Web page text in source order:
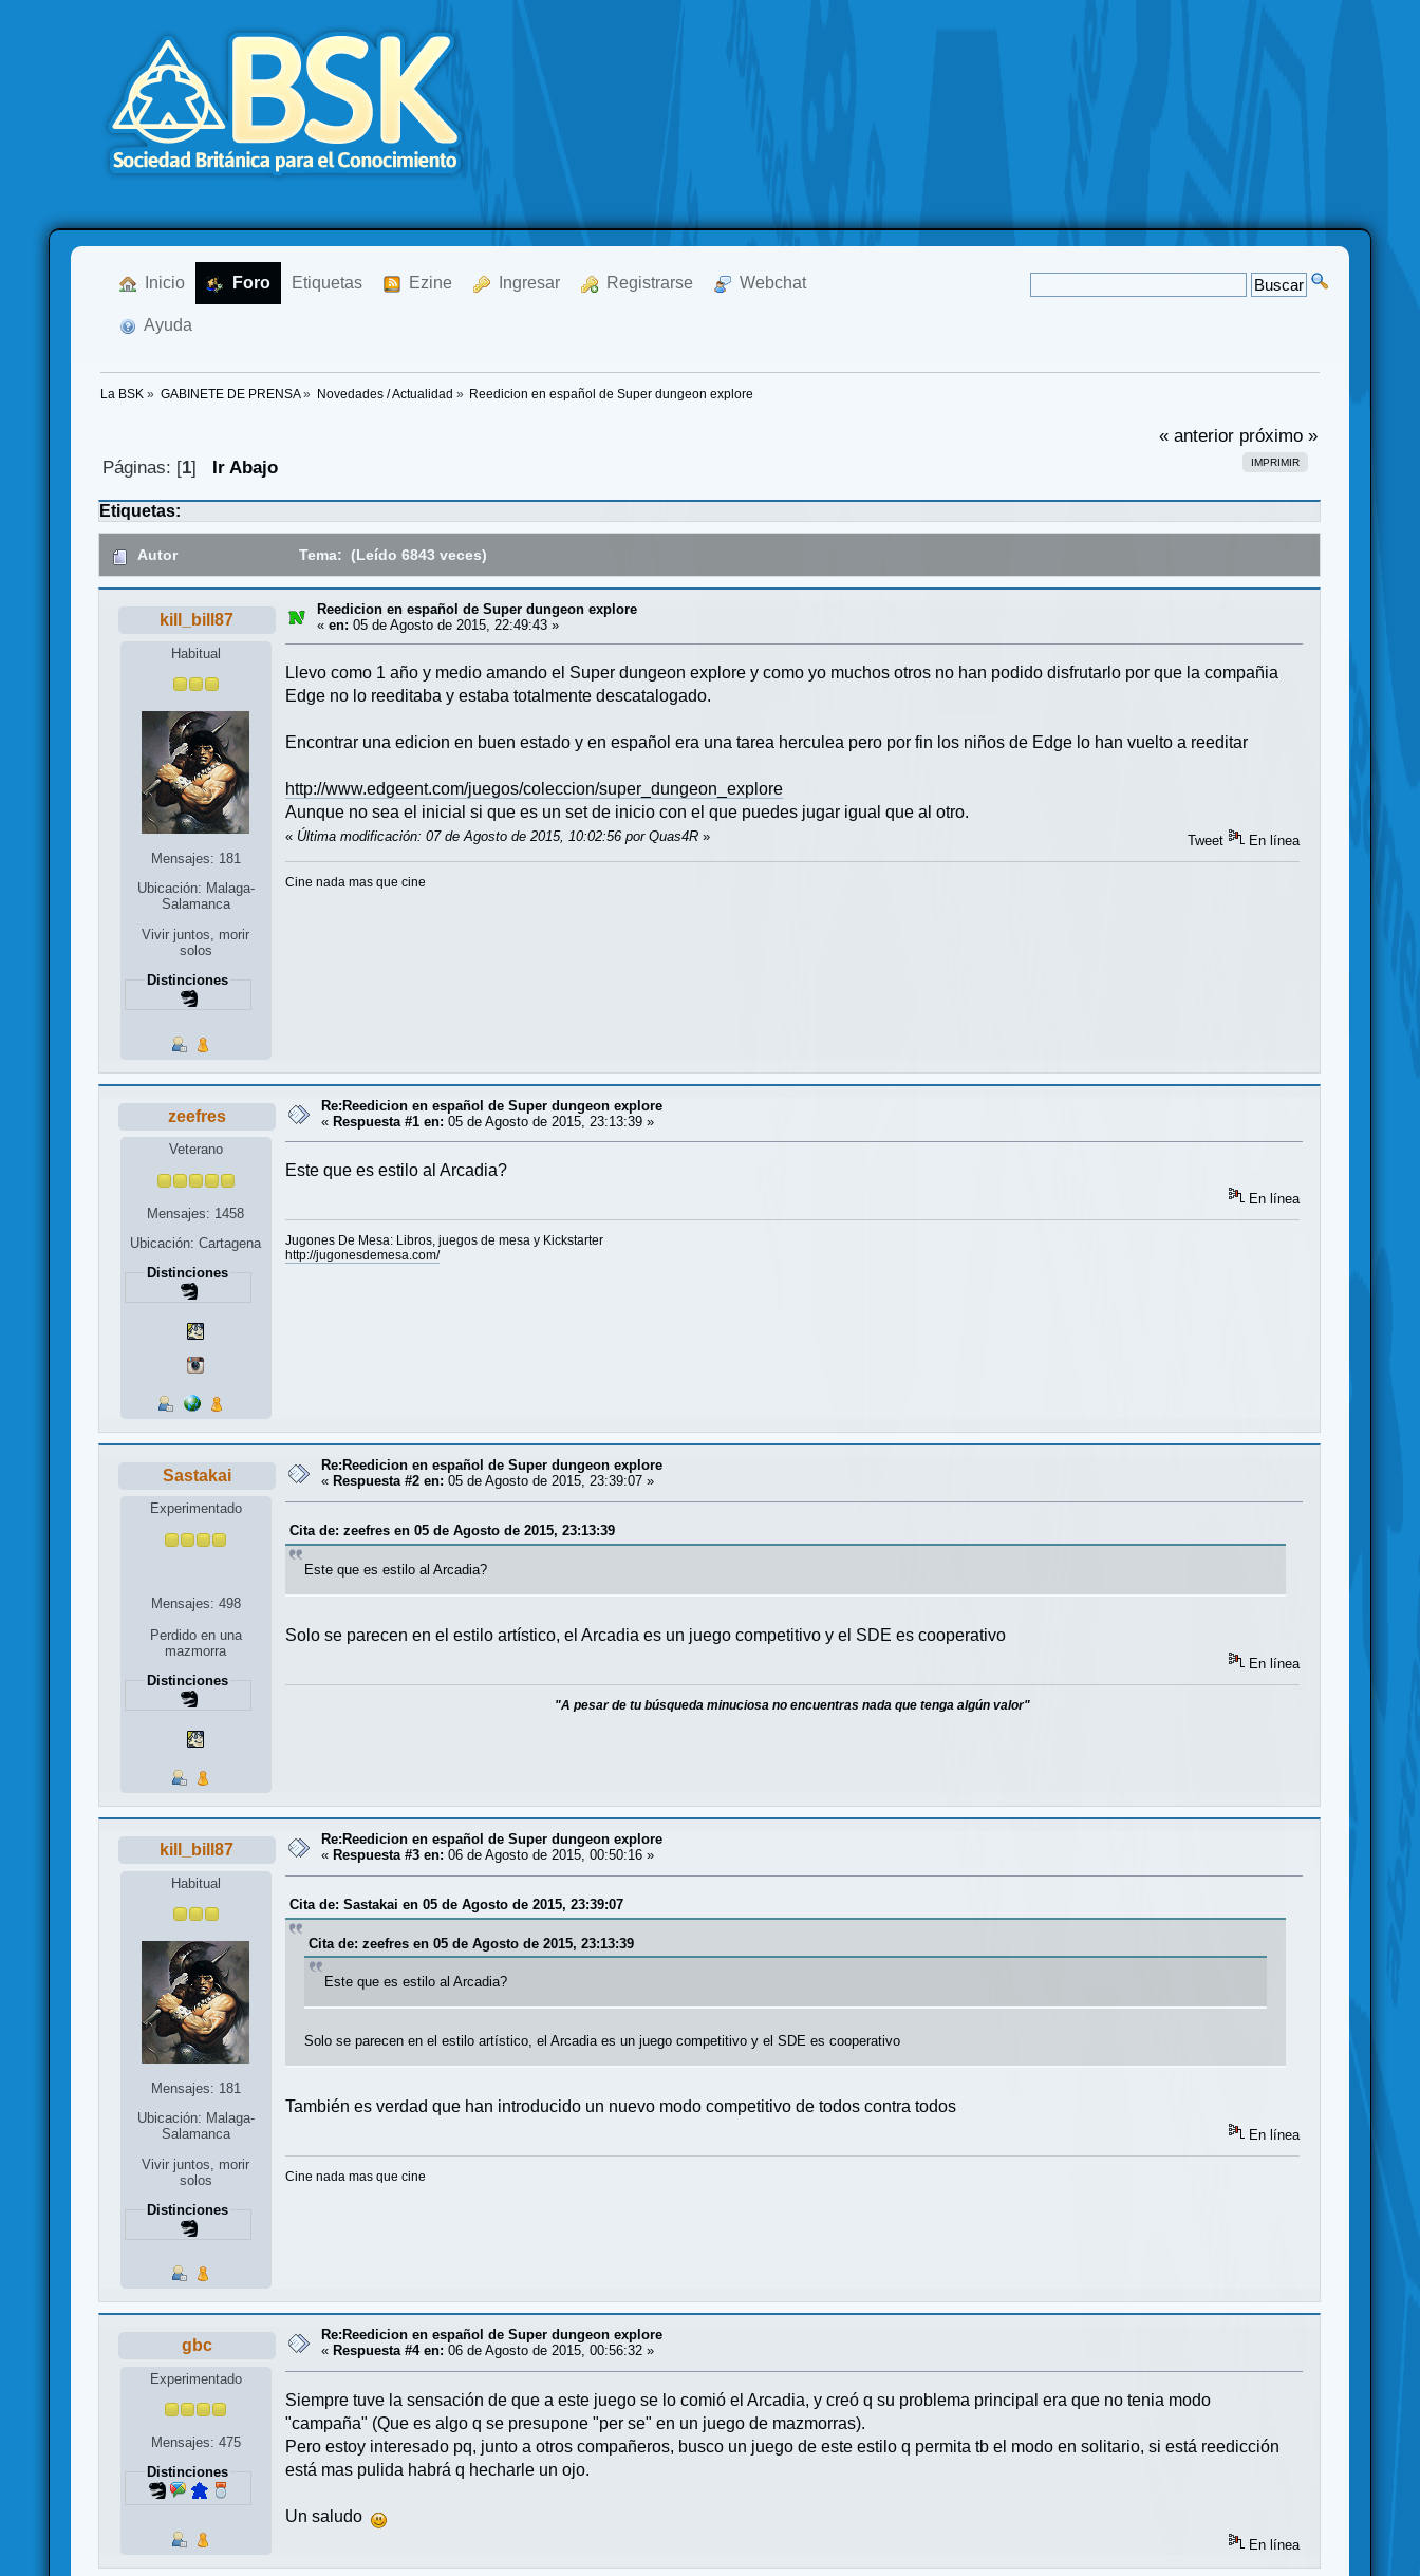
Inicio Foro Etiquetas Ezine Ingresar Registrarse Webchat
Ayuda
La BSK » GABINETE DE PRENSA» Novedades / Actualidad » Reedicion en español de Super dungeon explore
« anterior próximo »
IMPRIMIR
Páginas: [1] Ir Abajo
Etiquetas:
Autor Tema: (Leído 6843 veces)
kill_bill87
Habitual
Mensajes: 181
Ubicación: Malaga-
Salamanca
Vivir juntos, morir
solos
Distinciones
Reedicion en español de Super dungeon explore
«en: 05 de Agosto de 2015, 22:49:43 »
Llevo como 1 año y medio amando el Super dungeon explore y como yo muchos otros no han podido disfrutarlo por que la compañia
Edge no lo reeditaba y estaba totalmente descatalogado.
Encontrar una edicion en buen estado y en español era una tarea herculea pero por fin los niños de Edge lo han vuelto a reeditar
http://www.edgeent.com/juegos/coleccion/super_dungeon_explore
Aunque no sea el inicial si que es un set de inicio con el que puedes jugar igual que al otro.
« Última modificación: 07 de Agosto de 2015, 10:02:56 por Quas4R » Tweet En línea
Cine nada mas que cine
zeefres
Veterano
Mensajes: 1458
Ubicación: Cartagena
Distinciones
Re:Reedicion en español de Super dungeon explore
«Respuesta #1 en: 05 de Agosto de 2015, 23:13:39 »
Este que es estilo al Arcadia?
En línea
Jugones De Mesa: Libros, juegos de mesa y Kickstarter
http://jugonesdemesa.com/
Sastakai
Experimentado
Mensajes: 498
Perdido en una
mazmorra
Distinciones
Re:Reedicion en español de Super dungeon explore
« Respuesta #2 en: 05 de Agosto de 2015, 23:39:07 »
Cita de: zeefres en 05 de Agosto de 2015, 23:13:39
Este que es estilo al Arcadia?
Solo se parecen en el estilo artístico, el Arcadia es un juego competitivo y el SDE es cooperativo
En línea
"A pesar de tu búsqueda minuciosa no encuentras nada que tenga algún valor"
kill_bill87
Habitual
Mensajes: 181
Ubicación: Malaga-
Salamanca
Vivir juntos, morir
solos
Distinciones
Re:Reedicion en español de Super dungeon explore
« Respuesta #3 en: 06 de Agosto de 2015, 00:50:16 »
Cita de: Sastakai en 05 de Agosto de 2015, 23:39:07
Cita de: zeefres en 05 de Agosto de 2015, 23:13:39
Este que es estilo al Arcadia?
Solo se parecen en el estilo artístico, el Arcadia es un juego competitivo y el SDE es cooperativo
También es verdad que han introducido un nuevo modo competitivo de todos contra todos
En línea
Cine nada mas que cine
gbc
Experimentado
Mensajes: 475
Distinciones
Re:Reedicion en español de Super dungeon explore
« Respuesta #4 en: 06 de Agosto de 2015, 00:56:32 »
Siempre tuve la sensación de que a este juego se lo comió el Arcadia, y creó q su problema principal era que no tenia modo
"campaña" (Que es algo q se presupone "per se" en un juego de mazmorras).
Pero estoy interesado pq, junto a otros compañeros, busco un juego de este estilo q permita tb el modo en solitario, si está reedicción
está mas pulida habrá q hecharle un ojo.
Un saludo
En línea